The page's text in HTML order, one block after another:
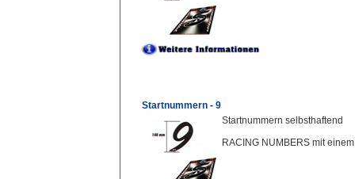
Startnummern - 9
Startnummern selbsthaftend
RACING NUMBERS mit